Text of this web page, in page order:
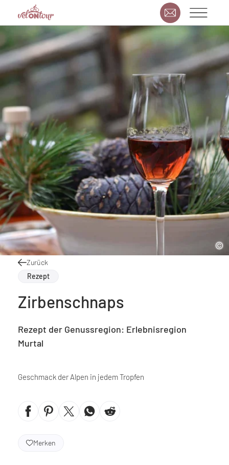
Zurück
Rezept
Zirbenschnaps
Rezept der Genussregion: Erlebnisregion
Murtal
Geschmack der Alpen in jedem Tropfen
Merken